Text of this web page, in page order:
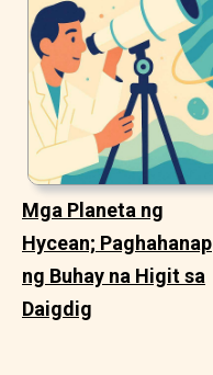
Mga Planeta ng
Hycean; Paghahanap
ng Buhay na Higit sa
Daigdig